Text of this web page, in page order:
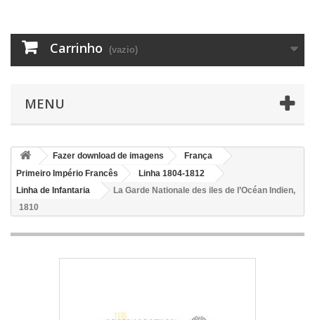
Carrinho (vazio)
MENU
Fazer download de imagens
França
Primeiro Império Francês
Linha 1804-1812
Linha de Infantaria
La Garde Nationale des iles de l’Océan Indien,
1810